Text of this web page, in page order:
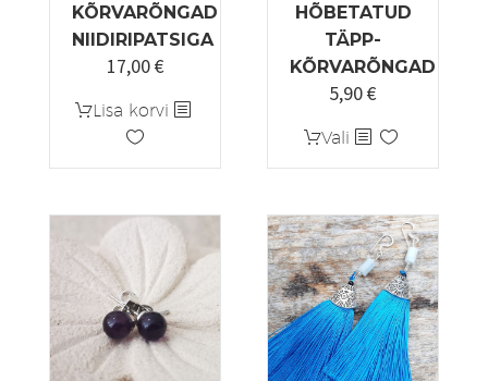
KÕRVARÕNGAD
NIIDIRIPATSIGA
17,00€
Lisa korvi
HÕBETATUD
TÄPP-
KÕRVARÕNGAD
5,90€
Vali Sellel
tootel
mitu
varianti.
Valikuid
saab
teha
tootelehel.